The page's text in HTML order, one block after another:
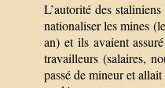
L’autorité des
nationaliser les mines
an) et ils avaient
travailleurs (salaires,
passé de mineur et